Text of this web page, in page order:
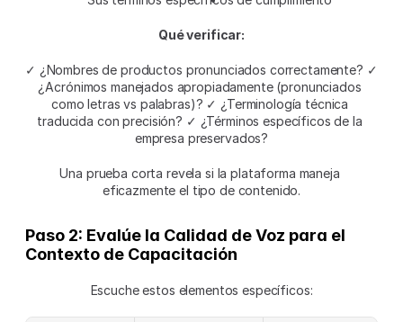
Qué verificar:
✓ ¿Nombres de productos pronunciados correctamente? ✓
¿Acrónimos manejados apropiadamente (pronunciados
como letras vs palabras)? ✓ ¿Terminología técnica
traducida con precisión? ✓ ¿Términos específicos de la
empresa preservados?
Una prueba corta revela si la plataforma maneja
eficazmente el tipo de contenido.
Paso 2: Evalúe la Calidad de Voz para el
Contexto de Capacitación
Escuche estos elementos específicos: